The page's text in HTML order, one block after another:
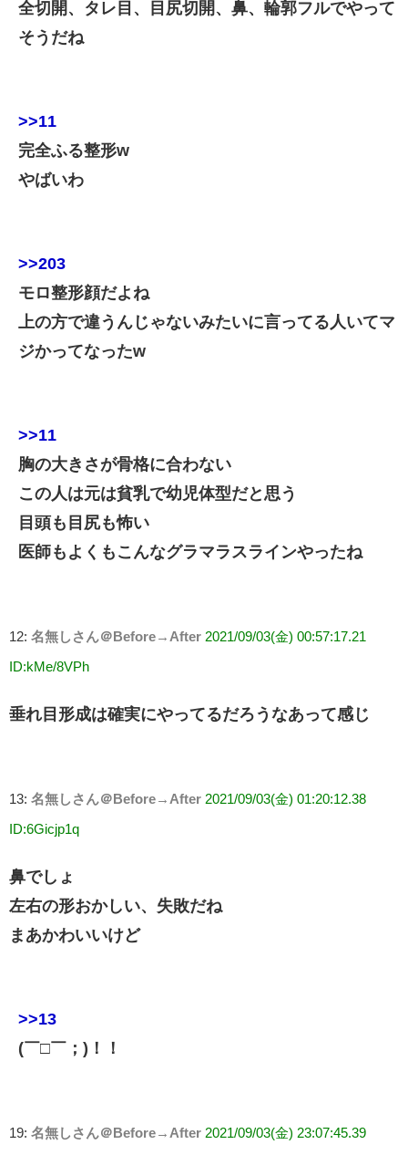
全切開、タレ目、目尻切開、鼻、輪郭フルでやって
そうだね
>>11
完全ふる整形w
やばいわ
>>203
モロ整形顔だよね
上の方で違うんじゃないみたいに言ってる人いてマ
ジかってなったw
>>11
胸の大きさが骨格に合わない
この人は元は貧乳で幼児体型だと思う
目頭も目尻も怖い
医師もよくもこんなグラマラスラインやったね
12: 名無しさん＠Before→After 2021/09/03(金) 00:57:17.21
ID:kMe/8VPh
垂れ目形成は確実にやってるだろうなあって感じ
13: 名無しさん＠Before→After 2021/09/03(金) 01:20:12.38
ID:6Gicjp1q
鼻でしょ
左右の形おかしい、失敗だね
まあかわいいけど
>>13
(￣□￣；)！！
19: 名無しさん＠Before→After 2021/09/03(金) 23:07:45.39